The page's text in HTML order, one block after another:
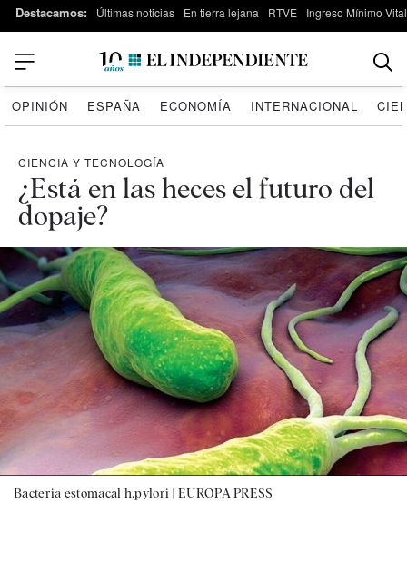
Destacamos: Últimas noticias En tierra lejana RTVE Ingreso Mínimo Vital
OPINIÓN ESPAÑA ECONOMÍA INTERNACIONAL
CIENCIA Y TECNOLOGÍA
¿Está en las heces el futuro del
dopaje?
Bacteria estomacal h.pylori |EUROPA PRESS